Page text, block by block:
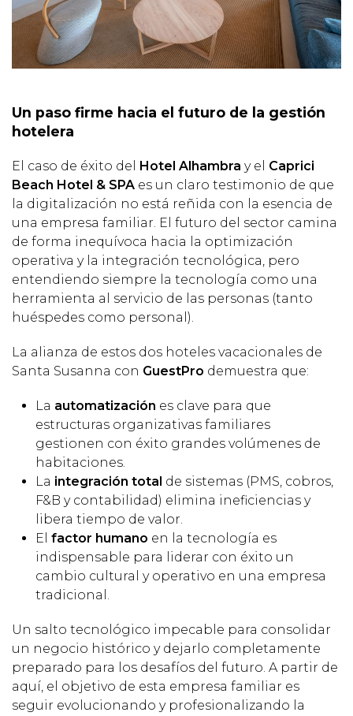
Un paso firme hacia el futuro de la gestión
hotelera
El caso de éxito del Hotel Alhambra y el Caprici
Beach Hotel & SPA es un claro testimonio de que
la digitalización no está reñida con la esencia de
una empresa familiar. El futuro del sector camina
de forma inequívoca hacia la optimización
operativa y la integración tecnológica, pero
entendiendo siempre la tecnología como una
herramienta al servicio de las personas (tanto
huéspedes como personal).
La alianza de estos dos hoteles vacacionales de
Santa Susanna con GuestPro demuestra que:
La automatización es clave para que
estructuras organizativas familiares
gestionen con éxito grandes volúmenes de
habitaciones.
La integración total de sistemas (PMS, cobros,
F&B y contabilidad) elimina ineficiencias y
libera tiempo de valor.
El factor humano en la tecnología es
indispensable para liderar con éxito un
cambio cultural y operativo en una empresa
tradicional.
Un salto tecnológico impecable para consolidar
un negocio histórico y dejarlo completamente
preparado para los desafíos del futuro. A partir de
aquí, el objetivo de esta empresa familiar es
seguir evolucionando y profesionalizando la